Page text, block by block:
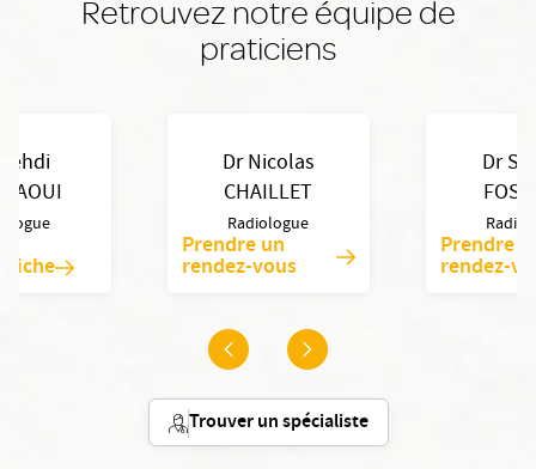
Retrouvez notre équipe de
praticiens
Dr Nicolas
CHAILLET
Radiologue
Prendre un
rendez-vous
Dr
Prendre
rendez-
fiche
Trouver un spécialiste